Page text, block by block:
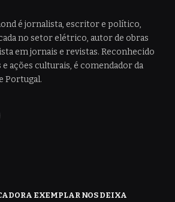
é jornalista, escritor e político,
no setor elétrico, autor de obras
em jornais e revistas. Reconhecido
ações culturais, é comendador da
Portugal.
EXEMPLAR NOS DEIXA